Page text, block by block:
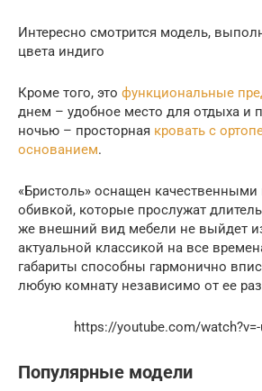
Интересно смотрится модель,
цвета индиго
Кроме того, это функциональные
днем – удобное место для отдыха и
ночью – просторная кровать с
основанием.
«Бристоль» оснащен
обивкой, которые прослужат
же внешний вид мебели не выйдет
актуальной классикой на все
габариты способны гармонично
любую комнату независимо от ее
https://youtube.com/watch?v=-
Популярные модели